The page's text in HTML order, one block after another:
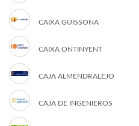
CAIXA GUISSONA
CAIXA ONTINYENT
CAJA ALMENDRALEJO
CAJA DE INGENIEROS